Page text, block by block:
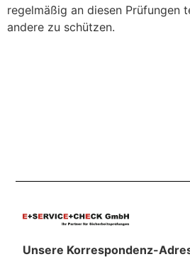
regelmäßig an diesen Prüfungen
andere zu schützen.
Unsere Korrespondenz-